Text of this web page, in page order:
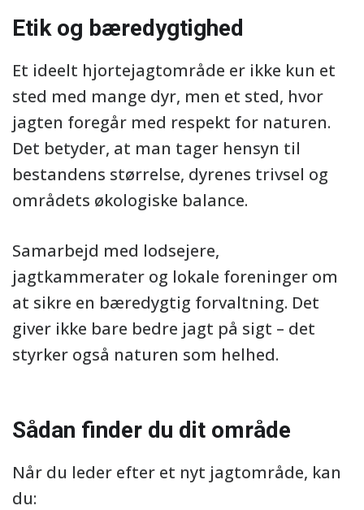
Etik og bæredygtighed
Et ideelt hjortejagtområde er ikke kun et
sted med mange dyr, men et sted, hvor
jagten foregår med respekt for naturen.
Det betyder, at man tager hensyn til
bestandens størrelse, dyrenes trivsel og
områdets økologiske balance.
Samarbejd med lodsejere,
jagtkammerater og lokale foreninger om
at sikre en bæredygtig forvaltning. Det
giver ikke bare bedre jagt på sigt – det
styrker også naturen som helhed.
Sådan finder du dit område
Når du leder efter et nyt jagtområde, kan
du: